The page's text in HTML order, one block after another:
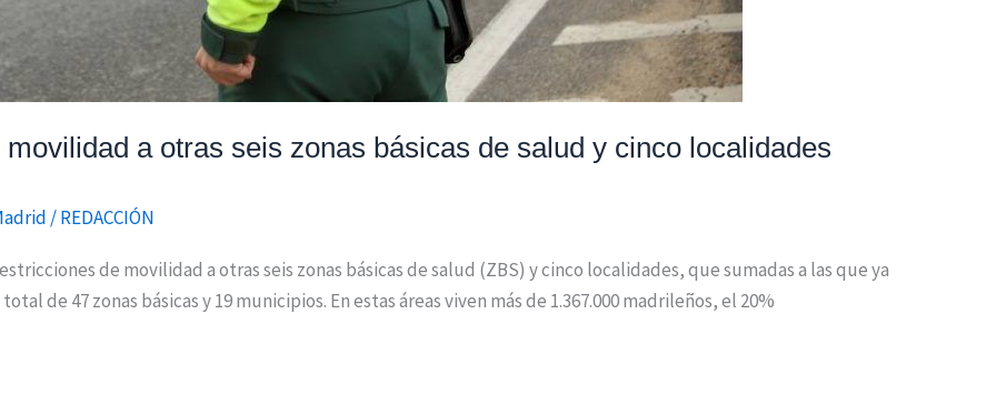
a otras seis zonas básicas de salud y cinco localidades
/REDACCIÓN
de movilidad a otras seis zonas básicas de salud (ZBS) y cinco localidades, que sumadas a las que ya
de 47 zonas básicas y 19 municipios. En estas áreas viven más de 1.367.000 madrileños, el 20%